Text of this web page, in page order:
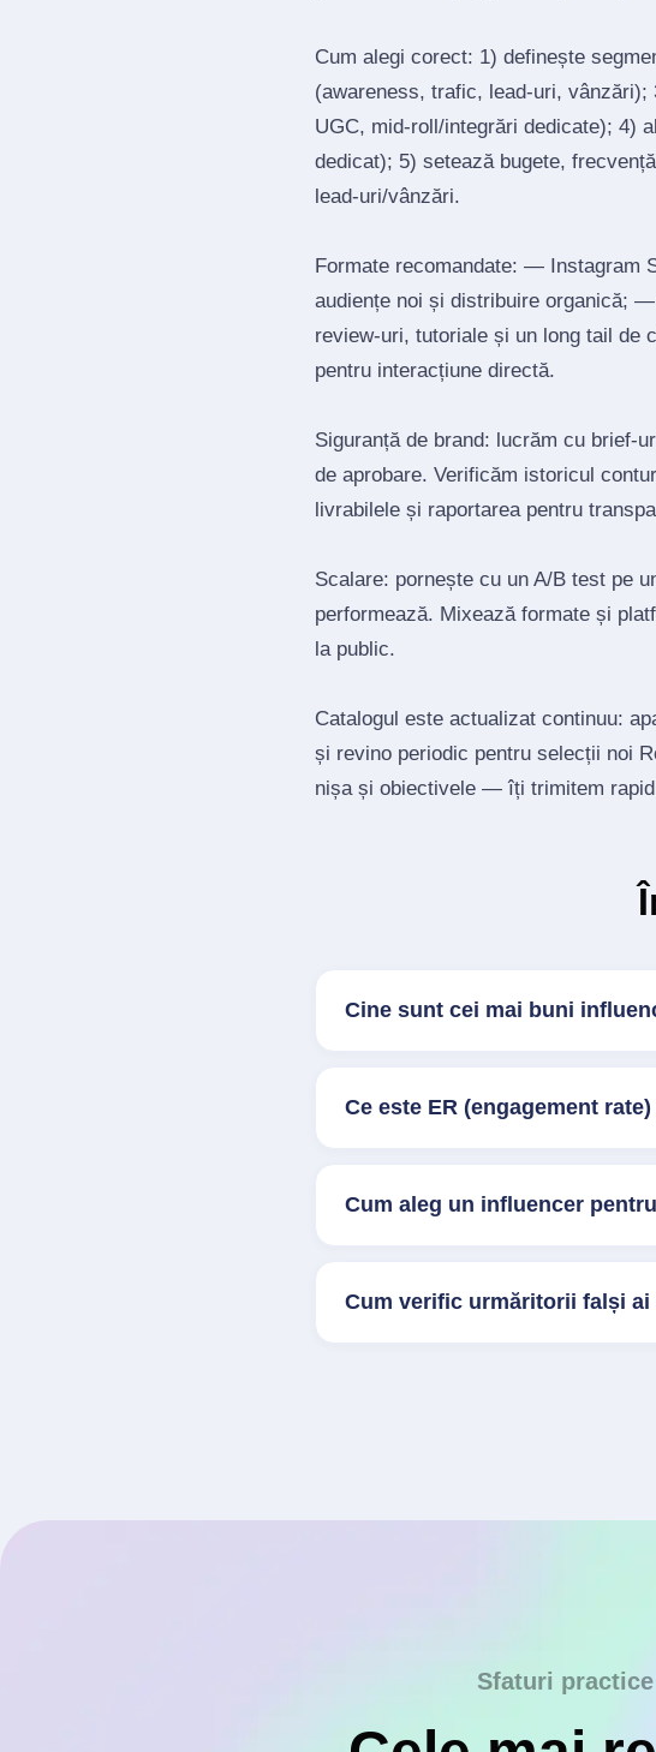
Cum alegi corect: 1) definește
(awareness, trafic, lead‑uri,
UGC, mid‑roll/integrări dedicate); 4)
dedicat); 5) setează bugete,
lead‑uri/vânzări.
Formate recomandate: — Instagram
audiențe noi și distribuire organică;
review‑uri, tutoriale și un long tail
pentru interacțiune directă.
Siguranță de brand: lucrăm cu
de aprobare. Verificăm istoricul
livrabilele și raportarea pentru
Scalare: pornește cu un A/B test pe
performează. Mixează formate și
la public.
Catalogul este actualizat continuu:
și revino periodic pentru selecții noi
nișa și obiectivele — îți trimitem
Cine sunt cei mai buni
Ce este ER (engagement
Cum aleg un influencer
Cum verific urmăritorii falși ai
Sfaturi